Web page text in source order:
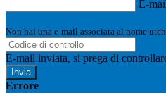
E-
Non hai una e-mail associata al nome
E-mail inviata, si prega di
Errore